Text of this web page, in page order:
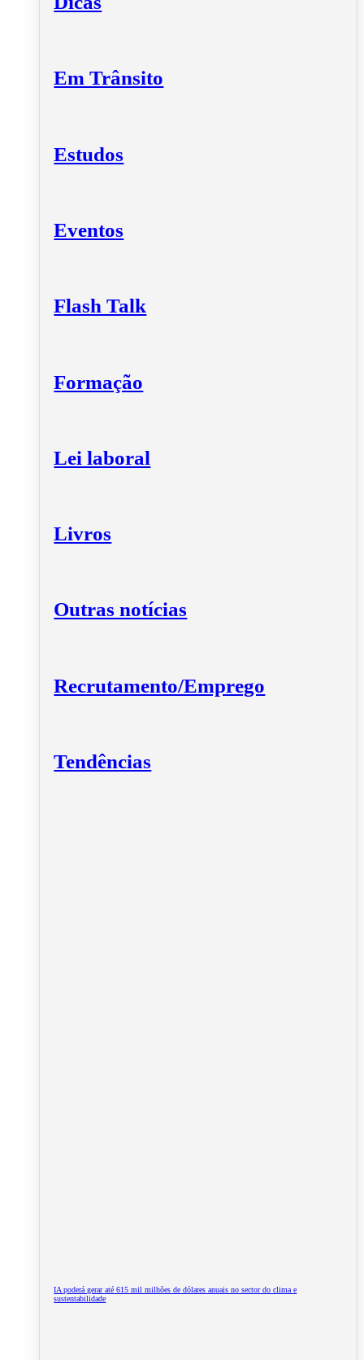
Em Trânsito
Estudos
Eventos
Flash Talk
Formação
Lei laboral
Livros
Outras notícias
Recrutamento/Emprego
Tendências
IA poderá gerar até 615 mil milhões de dólares anuais no sector do clima e
sustentabilidade